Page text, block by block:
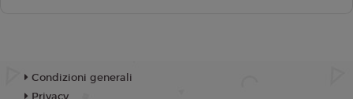
Condizioni generali